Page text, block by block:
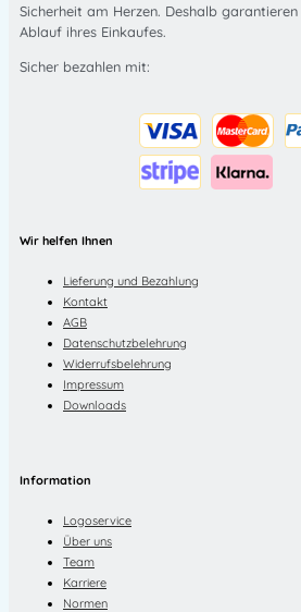
Sicherheit am Herzen. Deshalb
Ablauf ihres Einkaufes.
Sicher bezahlen mit:
Wir helfen Ihnen
Lieferung und Bezahlung
Kontakt
AGB
Datenschutzbelehrung
Widerrufsbelehrung
Impressum
Downloads
Information
Logoservice
Über uns
Team
Karriere
Normen